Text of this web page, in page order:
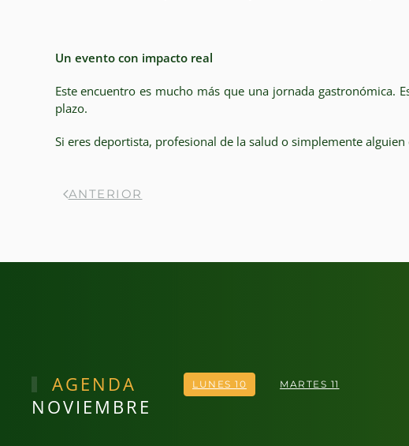
Un evento con impacto real
Este encuentro es mucho más que una jornada gastronómica.
plazo.
Si eres deportista, profesional de la salud o simplemente
ANTERIOR
AGENDA
NOVIEMBRE
LUNES 10 MARTES 11